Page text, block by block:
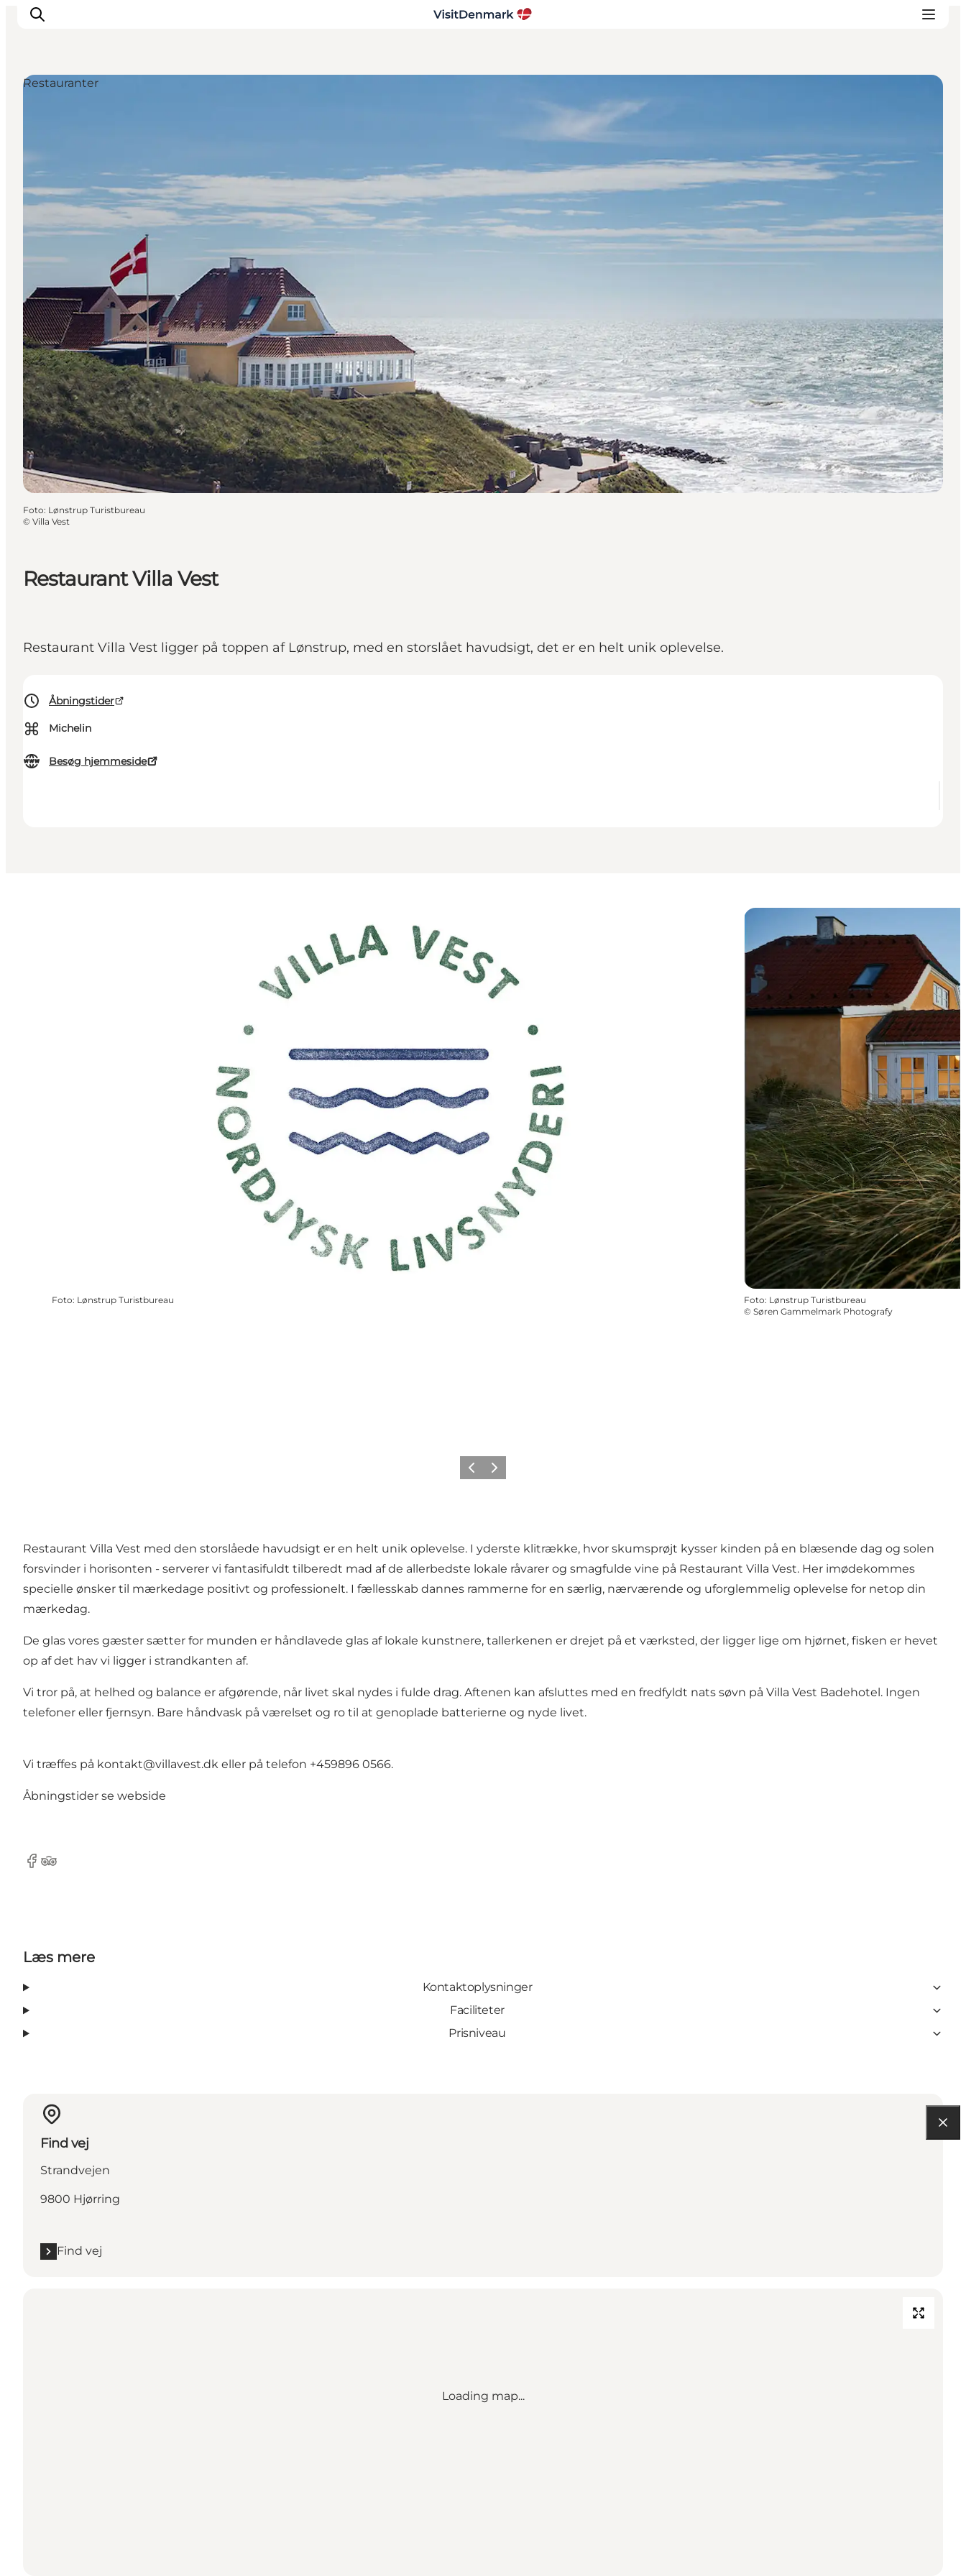
Oplevelser
Overnatning
Planlæg ferien
Restaurant Villa Vest
Restaurant Villa Vest ligger på toppen af Lønstrup, med en storslået havudsigt, det er en helt unik oplevelse.
Åbningstider
⌘ Michelin
Besøg hjemmeside
Restauranter
Foto: Lønstrup Turistbureau
© Villa Vest
Foto: Lønstrup Turistbureau Foto: Lønstrup Turistbureau
© Søren Gammelmark Photografy
ForrigeNæste
Restaurant Villa Vest med den storslåede havudsigt er en helt unik oplevelse. I yderste klitrække, hvor skumsprøjt kysser kinden på en blæsende dag og solen
forsvinder i horisonten - serverer vi fantasifuldt tilberedt mad af de allerbedste lokale råvarer og smagfulde vine på Restaurant Villa Vest. Her imødekommes
specielle ønsker til mærkedage positivt og professionelt. I fællesskab dannes rammerne for en særlig, nærværende og uforglemmelig oplevelse for netop din
mærkedag.
De glas vores gæster sætter for munden er håndlavede glas af lokale kunstnere, tallerkenen er drejet på et værksted, der ligger lige om hjørnet, fisken er hevet
op af det hav vi ligger i strandkanten af.
Vi tror på, at helhed og balance er afgørende, når livet skal nydes i fulde drag. Aftenen kan afsluttes med en fredfyldt nats søvn på Villa Vest Badehotel. Ingen
telefoner eller fjernsyn. Bare håndvask på værelset og ro til at genoplade batterierne og nyde livet.
Vi træffes på kontakt@villavest.dk eller på telefon +459896 0566.
Åbningstider se webside
Facebook
Tripadvisor
Læs mere
Kontaktoplysninger
Faciliteter
Prisniveau
Find vej
Strandvejen
9800 Hjørring
Find vej
Loading map...